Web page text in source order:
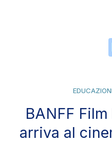
BANFF
arriva al